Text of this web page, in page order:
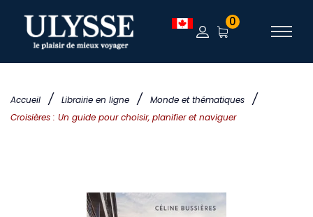
Accueil / Librairie en ligne / Monde et thématiques /
Croisières : Un guide pour choisir, planifier et naviguer
0